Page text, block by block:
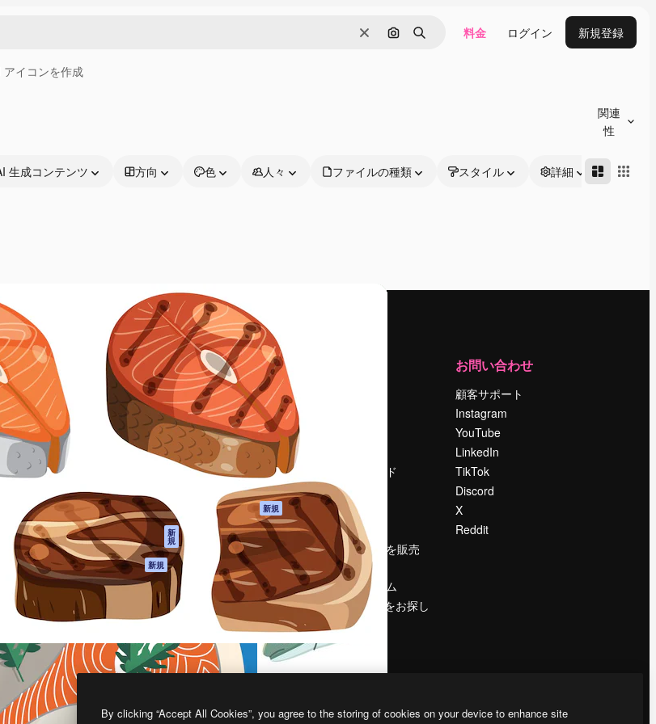
消去 画像で検索
検索 料金 ログイン 新規登録
アイコンを作成
関連
性
生成コンテンツ 方向 色 人々 ファイルの種類 スタイル 詳細
くためのプラ
企業、代理
上が利用して
Spaces
AI アシスタント
AI 画像生成ツール
AI 動画生成ツール
ストックコンテン
Claude/ChatGPT
向けMCP
新
規
エージェント 新規
API
モバイルアプリ
すべてのMagnificツ
ール
はじめに
Academy
ドキュメント
サポート
利用規約
プライバシーポリ
オリジナル 新規
クッキーポリシー
トラストセンター
アフィリエイト
法人向け
検索トレンド
ブログ
イベント
Slidesgo
コンテンツを販売
する
プレスルーム
magnific.aiをお探し
ですか？
お問い合わせ
顧客サポート
Instagram
YouTube
LinkedIn
TikTok
Discord
X
Reddit
S.L.U. 無断複写・転載を禁じます
By clicking “Accept All Cookies”, you agree to the storing of cookies on your device to enhance site